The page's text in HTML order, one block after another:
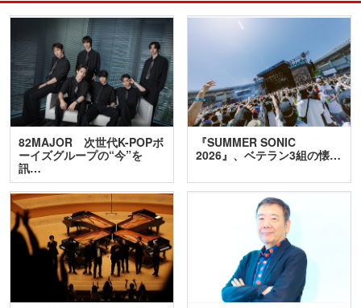
82MAJOR 次世代K-POPボ
ーイズグループの“今”を
訊…
『SUMMER SONIC
2026』、ベテラン3組の懐…